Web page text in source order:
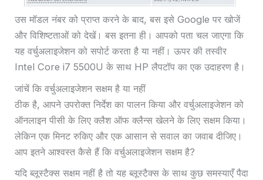
उस मॉडल नंबर को प्राप्त करने के बाद, बस इसे Google पर खोजें
और विशिष्टताओं को देखें। बस इतना ही। आपको पता चल जाएगा कि
यह वर्चुअलाइजेशन को सपोर्ट करता है या नहीं। ऊपर की तस्वीर
Intel Core i7 5500U के साथ HP लैपटॉप का एक उदाहरण है।
जांचें कि वर्चुअलाइजेशन सक्षम है या नहीं
ठीक है, आपने उपरोक्त निर्देश का पालन किया और वर्चुअलाइजेशन को
ऑनलाइन पीसी के लिए क्लैश ऑफ क्लैन्स खेलने के लिए सक्षम किया।
लेकिन एक मिनट रुकिए और एक आसान से सवाल का जवाब दीजिए।
आप इतने आश्वस्त कैसे हैं कि वर्चुअलाइजेशन सक्षम है?
यदि ब्लूस्टैक्स सक्षम नहीं है तो यह ब्लूस्टैक्स के साथ कुछ समस्याएँ पैदा